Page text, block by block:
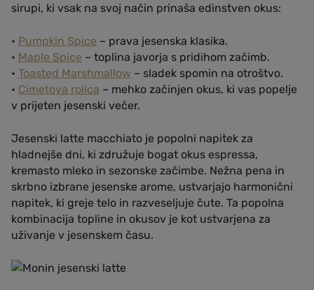
sirupi, ki vsak na svoj način prinaša edinstven okus:
• Pumpkin Spice – prava jesenska klasika.
• Maple Spice – toplina javorja s pridihom začimb.
• Toasted Marshmallow – sladek spomin na otroštvo.
• Cimetova rolica – mehko začinjen okus, ki vas popelje
v prijeten jesenski večer.
Jesenski latte macchiato je popolni napitek za
hladnejše dni, ki združuje bogat okus espressa,
kremasto mleko in sezonske začimbe. Nežna pena in
skrbno izbrane jesenske arome, ustvarjajo harmonični
napitek, ki greje telo in razveseljuje čute. Ta popolna
kombinacija topline in okusov je kot ustvarjena za
uživanje v jesenskem času.